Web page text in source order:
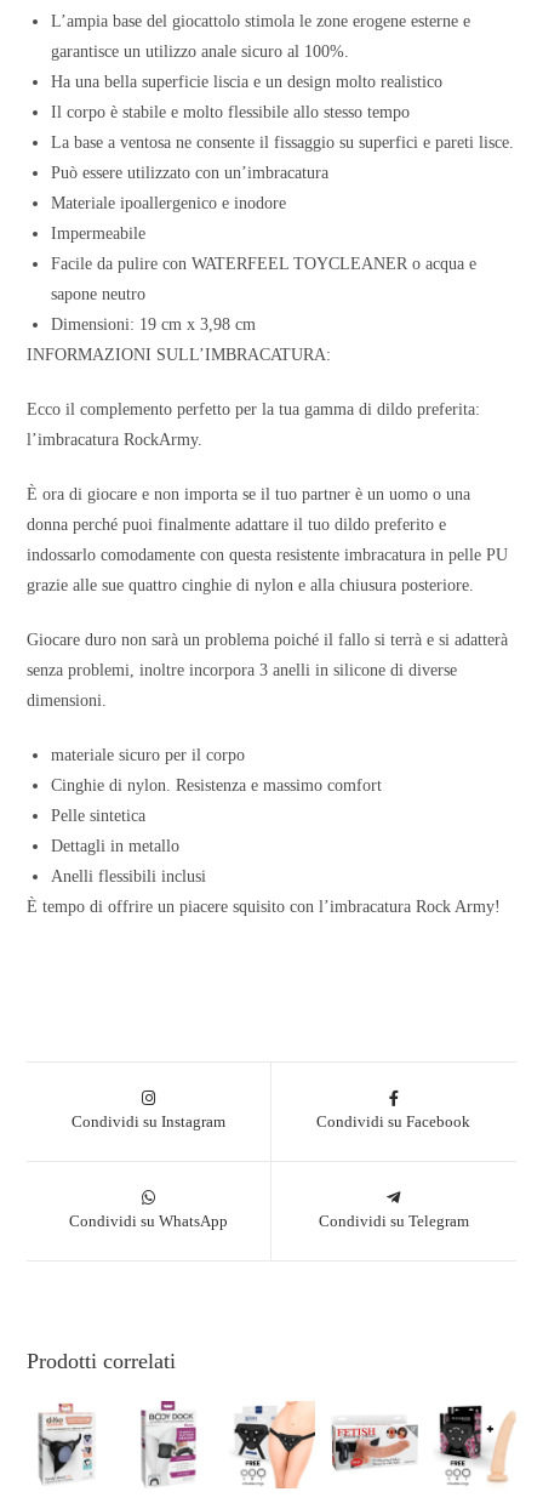
L’ampia base del giocattolo stimola le zone erogene esterne e
garantisce un utilizzo anale sicuro al 100%.
Ha una bella superficie liscia e un design molto realistico
Il corpo è stabile e molto flessibile allo stesso tempo
La base a ventosa ne consente il fissaggio su superfici e pareti lisce.
Può essere utilizzato con un’imbracatura
Materiale ipoallergenico e inodore
Impermeabile
Facile da pulire con WATERFEEL TOYCLEANER o acqua e
sapone neutro
Dimensioni: 19 cm x 3,98 cm
INFORMAZIONI SULL’IMBRACATURA:
Ecco il complemento perfetto per la tua gamma di dildo preferita:
l’imbracatura RockArmy.
È ora di giocare e non importa se il tuo partner è un uomo o una
donna perché puoi finalmente adattare il tuo dildo preferito e
indossarlo comodamente con questa resistente imbracatura in pelle PU
grazie alle sue quattro cinghie di nylon e alla chiusura posteriore.
Giocare duro non sarà un problema poiché il fallo si terrà e si adatterà
senza problemi, inoltre incorpora 3 anelli in silicone di diverse
dimensioni.
materiale sicuro per il corpo
Cinghie di nylon. Resistenza e massimo comfort
Pelle sintetica
Dettagli in metallo
Anelli flessibili inclusi
È tempo di offrire un piacere squisito con l’imbracatura Rock Army!
Condividi su Instagram Condividi su Facebook
Condividi su WhatsApp Condividi su Telegram
Prodotti correlati